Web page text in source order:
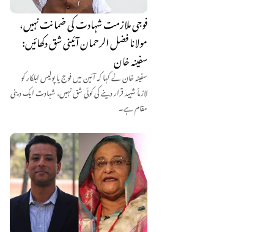
فوجی ملازمت شہادت کی ضمانت نہیں،
مولانا فضل الرحمان آئینی شق دکھائیں:
سفینہ خان
سفینہ خان نے کہا کہ آئین میں فوج یا پولیس اہلکار کو
لازماً شہید قرار دینے کی کوئی شق نہیں، شہادت ایک دینی
مقام ہے۔